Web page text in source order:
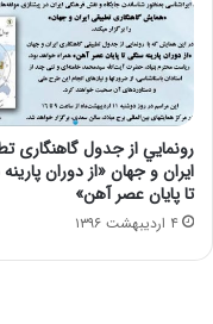
رونمايي از جدول گاهنگاری
ايران و جهان «از دوران
تا پايان عصر آهن»
۴ اردیبهشت ۱۳۹۶